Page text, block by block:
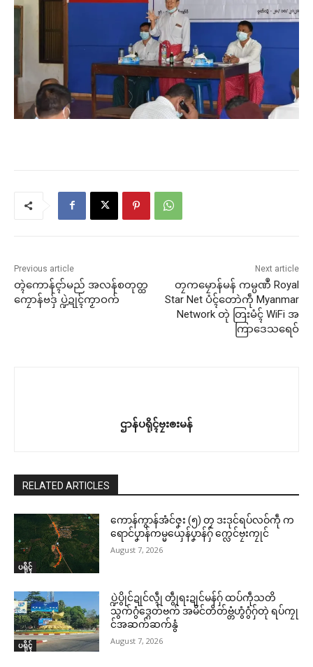
Previous article
တ္ၚဲကောန်ၚာ်မည် အလန်စတုတ္ထ
ကၠောန်ဗဒှ် ပ္ဍဲဍုၚ်ကၟာဝက်
Next article
တၠကမၠောန်မန် ကမ္ပဏဳ Royal
Star Net ပံၚ်တောဲကဵု Myanmar
Network တုဲ တြးမံၚ် WiFi အ
ကြာဒေသရေဝ်
ဌာန်ပရိုၚ်ဗၠးၜးမန်
RELATED ARTICLES
ပရိုၚ်
ကောန်ကွာန်အံင်ဇၞး (၅) တၠ ဒးဒုင်ရပ်လဝ်ကဵု က
ရောင်ပၞာန်ကမ္မယှေန်ပၞာန်ဂှ် က္လေင်ဗၠးကၠုင်
August 7, 2026
ပရိုၚ်
ပ္ဍဲပွိုင်ဍုင်လ္ၚဵု တွဵုရးဍုင်မန်ဂှ် ထပ်ကဵုသတိ
သွက်ဂွံဒ္ဂေတ်ဗက် အမိင်တိတ်ဗ္တံဟွံဂွံဂှ်တုဲ ရပ်ကၠု
င်အဆက်ဆက်နွံ
August 7, 2026